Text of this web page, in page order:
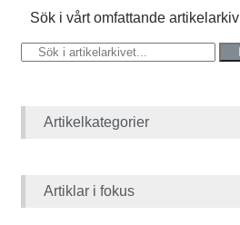
Sök i vårt omfattande artikelarkiv
Artikelkategorier
Artiklar i fokus